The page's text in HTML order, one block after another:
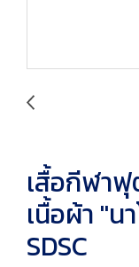
เสื้อกีฬา
เนื้อผ้า "น
SDSC